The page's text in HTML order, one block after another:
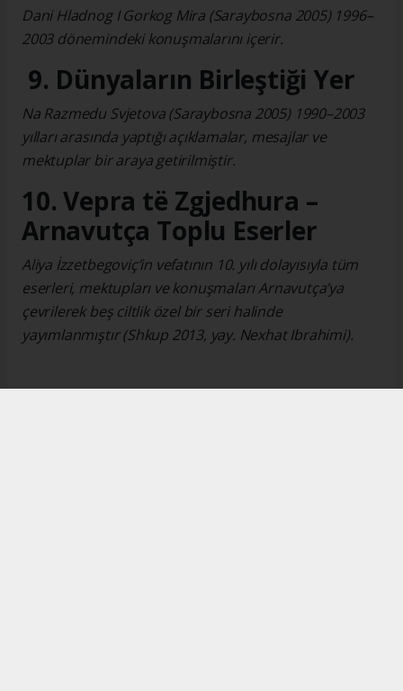
Dani Hladnog I Gorkog Mira (Saraybosna 2005) 1996–
2003 dönemindeki konuşmalarını içerir.
9. Dünyaların Birleştiği Yer
Na Razmedu Svjetova (Saraybosna 2005) 1990–2003
yılları arasında yaptığı açıklamalar, mesajlar ve
mektuplar bir araya getirilmiştir.
10. Vepra të Zgjedhura –
Arnavutça Toplu Eserler
Aliya İzzetbegoviç’in vefatının 10. yılı dolayısıyla tüm
eserleri, mektupları ve konuşmaları Arnavutça’ya
çevrilerek beş ciltlik özel bir seri halinde
yayımlanmıştır (Shkup 2013, yay. Nexhat Ibrahimi).